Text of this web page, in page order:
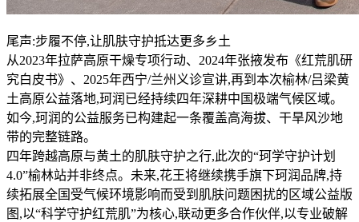
尾声:步履不停,让肌肤守护抵达更多乡土
从2023年拉萨高原干燥专项行动、2024年张掖发布《红荒肌研
究白皮书》、2025年西宁/兰州义诊宣讲,再到本次榆林/吕梁黄
土高原公益落地,珂润已经持续四年深耕中国极端气候区域。
如今,珂润的公益服务已构建起一条覆盖高海拔、干旱风沙地
带的完整链路。
四年跨越高原与黄土的肌肤守护之行,此次的“珂学守护计划
4.0”榆林站并非终点。未来,花王将继续携手旗下珂润品牌,持
续拓展全国受气候环境影响而受到肌肤问题困扰的区域公益版
图,以“科学守护红荒肌”为核心,联动更多合作伙伴,以专业破解